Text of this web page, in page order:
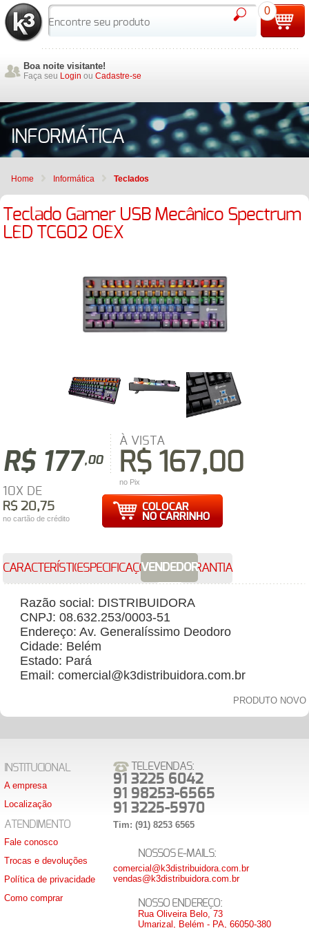
Boa noite visitante!
Faça seu Login ou Cadastre-se
0
INFORMÁTICA
Home Informática Teclados
Teclado Gamer USB Mecânico Spectrum
LED TC602 OEX
R$ 177,00
À VISTA
R$ 167,00
no Pix
10X DE
R$ 20,75
no cartão de crédito
CARACTERÍSTICASESPECIFICAÇÕESVENDEDORGARANTIA
Razão social: DISTRIBUIDORA
CNPJ: 08.632.253/0003-51
Endereço: Av. Generalíssimo Deodoro
Cidade: Belém
Estado: Pará
Email: comercial@k3distribuidora.com.br
PRODUTO NOVO
INSTITUCIONAL
A empresa
Localização
ATENDIMENTO
Fale conosco
Trocas e devoluções
Política de privacidade
Como comprar
TELEVENDAS:
91 3225 6042
91 98253-6565
91 3225-5970
Tim: (91) 8253 6565
NOSSOS E-MAILS:
comercial@k3distribuidora.com.br
vendas@k3distribuidora.com.br
NOSSO ENDEREÇO:
Rua Oliveira Belo, 73
Umarizal, Belém - PA, 66050-380